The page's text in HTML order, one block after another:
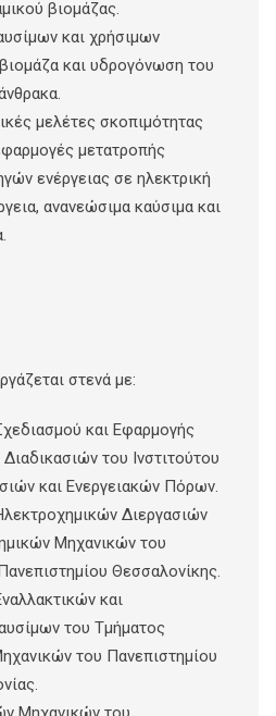
βιομάζας.
και χρήσιμων
και υδρογόνωση του
μελέτες σκοπιμότητας
μετατροπής
ενέργειας σε ηλεκτρική
ανανεώσιμα καύσιμα και
στενά με:
και Εφαρμογής
του Ινστιτούτου
και Ενεργειακών Πόρων.
Διεργασιών
Μηχανικών του
Θεσσαλονίκης.
και
του Τμήματος
του Πανεπιστημίου